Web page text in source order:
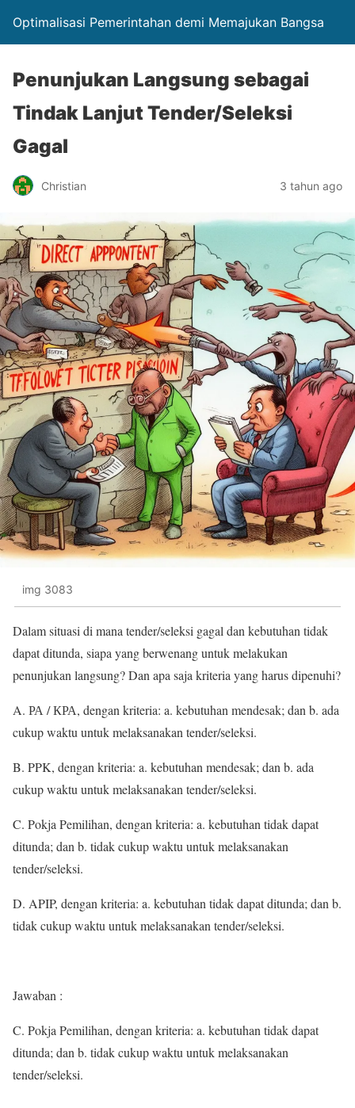
Optimalisasi Pemerintahan demi Memajukan Bangsa
Penunjukan Langsung sebagai
Tindak Lanjut Tender/Seleksi
Gagal
Christian 3 tahun ago
img 3083
Dalam situasi di mana tender/seleksi gagal dan kebutuhan tidak
dapat ditunda, siapa yang berwenang untuk melakukan
penunjukan langsung? Dan apa saja kriteria yang harus dipenuhi?
A. РА / КРА, dengan kriteria: a. kebutuhan mendesak; dan b. ada
cukup waktu untuk melaksanakan tender/seleksi.
B. PPK, dengan kriteria: a. kebutuhan mendesak; dan b. ada
cukup waktu untuk melaksanakan tender/seleksi.
C. Pokja Pemilihan, dengan kriteria: a. kebutuhan tidak dapat
ditunda; dan b. tidak cukup waktu untuk melaksanakan
tender/seleksi.
D. APIP, dengan kriteria: a. kebutuhan tidak dapat ditunda; dan b.
tidak cukup waktu untuk melaksanakan tender/seleksi.
Jawaban :
C. Pokja Pemilihan, dengan kriteria: a. kebutuhan tidak dapat
ditunda; dan b. tidak cukup waktu untuk melaksanakan
tender/seleksi.